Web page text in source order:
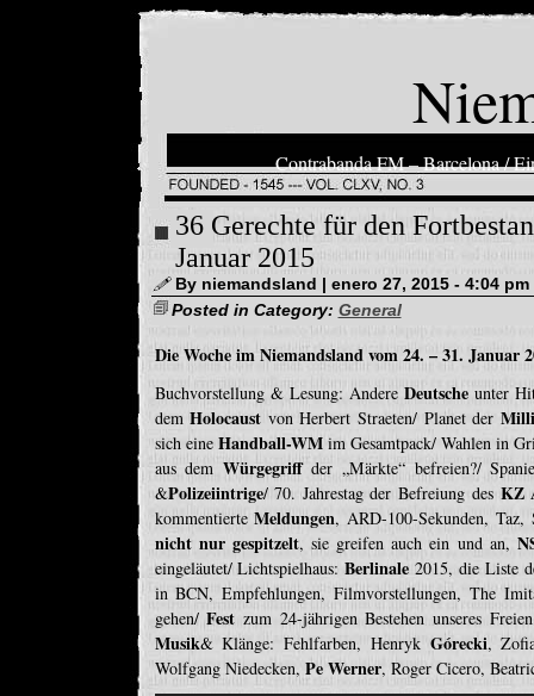
Contrabanda FM – Barcelona /
36 Gerechte für den
Januar 2015
By niemandsland | enero 27, 2015 - 4:04 pm
Posted in Category: General
Die Woche im Niemandsland vom 24. – 31. Januar
Buchvorstellung & Lesung: Andere Deutscheunter
demHolocaust von Herbert Straeten/ Planet der
sich eine Handball-WMim Gesamtpack/ Wahlen in
aus dem Würgegriffder „Märkte“ befreien?/
&Polizeiintrige/ 70. Jahrestag der Befreiung des KZ
kommentierteMeldungen, ARD-100-Sekunden,
nicht nur gespitzelt, sie greifen auch ein und an,
eingeläutet/ Lichtspielhaus:Berlinale 2015, die Liste
in BCN, Empfehlungen, Filmvorstellungen, The
gehen/Fest zum 24-jährigen Bestehen unseres
Musik& Klänge: Fehlfarben, Henryk Górecki,
Wolfgang Niedecken, Pe Werner, Roger Cicero,